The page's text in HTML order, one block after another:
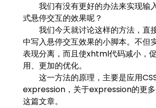
我们有没有更好的办法来实现输
式悬停交互的效果呢？
我们今天就讨论这样的方法，直
中写入悬停交互效果的小脚本。不但
表现分离，而且使xhtml代码减小，
用、更加的优化。
这一方法的原理，主要是应用
expression，关于expression的更
这篇文章。